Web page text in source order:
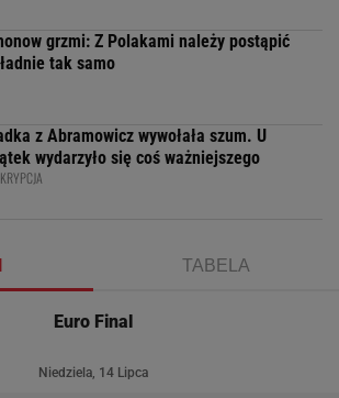
grzmi: Z Polakami należy postąpić
tak samo
z Abramowicz wywołała szum. U
wydarzyło się coś ważniejszego
TABELA
Euro Final
Niedziela, 14 Lipca